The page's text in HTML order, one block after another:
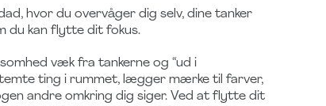
hvor du overvåger dig selv, dine tanker
du kan flytte dit fokus.
væk fra tankerne og “ud i
ting i rummet, lægger mærke til farver,
andre omkring dig siger. Ved at flytte dit